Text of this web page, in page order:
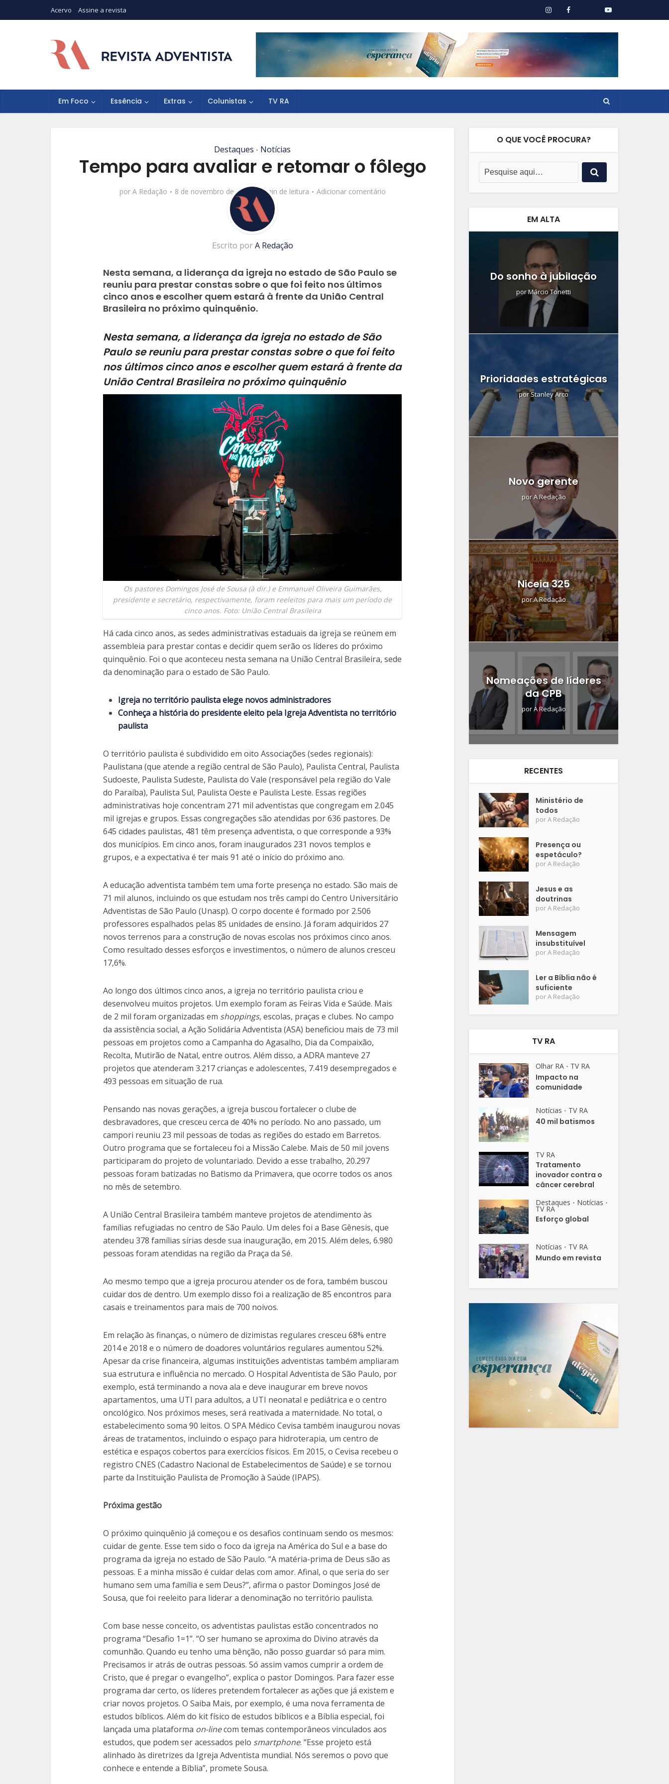
Acervo Assine a revista
Em Foco Essência Extras Colunistas TV RA
Destaques • Notícias
Tempo para avaliar e retomar o fôlego
por A Redação 8 de novembro de 2018 6 min de leitura Adicionar comentário
Escrito porA Redação
Nesta semana, a liderança da igreja no estado de São Paulo se
reuniu para prestar constas sobre o que foi feito nos últimos
cinco anos e escolher quem estará à frente da União Central
Brasileira no próximo quinquênio.
Nesta semana, a liderança da igreja no estado de São
Paulo se reuniu para prestar constas sobre o que foi feito
nos últimos cinco anos e escolher quem estará à frente da
União Central Brasileira no próximo quinquênio
Os pastores Domingos José de Sousa (à dir.) e Emmanuel Oliveira Guimarães,
presidente e secretário, respectivamente, foram reeleitos para mais um período de
cinco anos. Foto: União Central Brasileira
Há cada cinco anos, as sedes administrativas estaduais da igreja se reúnem em
assembleia para prestar contas e decidir quem serão os líderes do próximo
quinquênio. Foi o que aconteceu nesta semana na União Central Brasileira, sede
da denominação para o estado de São Paulo.
Igreja no território paulista elege novos administradores
Conheça a história do presidente eleito pela Igreja Adventista no território
paulista
O território paulista é subdividido em oito Associações (sedes regionais):
Paulistana (que atende a região central de São Paulo), Paulista Central, Paulista
Sudoeste, Paulista Sudeste, Paulista do Vale (responsável pela região do Vale
do Paraíba), Paulista Sul, Paulista Oeste e Paulista Leste. Essas regiões
administrativas hoje concentram 271 mil adventistas que congregam em 2.045
mil igrejas e grupos. Essas congregações são atendidas por 636 pastores. De
645 cidades paulistas, 481 têm presença adventista, o que corresponde a 93%
dos municípios. Em cinco anos, foram inaugurados 231 novos templos e
grupos, e a expectativa é ter mais 91 até o início do próximo ano.
A educação adventista também tem uma forte presença no estado. São mais de
71 mil alunos, incluindo os que estudam nos três campi do Centro Universitário
Adventistas de São Paulo (Unasp). O corpo docente é formado por 2.506
professores espalhados pelas 85 unidades de ensino. Já foram adquiridos 27
novos terrenos para a construção de novas escolas nos próximos cinco anos.
Como resultado desses esforços e investimentos, o número de alunos cresceu
17,6%.
Ao longo dos últimos cinco anos, a igreja no território paulista criou e
desenvolveu muitos projetos. Um exemplo foram as Feiras Vida e Saúde. Mais
de 2 mil foram organizadas em shoppings, escolas, praças e clubes. No campo
da assistência social, a Ação Solidária Adventista (ASA) beneficiou mais de 73 mil
pessoas em projetos como a Campanha do Agasalho, Dia da Compaixão,
Recolta, Mutirão de Natal, entre outros. Além disso, a ADRA manteve 27
projetos que atenderam 3.217 crianças e adolescentes, 7.419 desempregados e
493 pessoas em situação de rua.
Pensando nas novas gerações, a igreja buscou fortalecer o clube de
desbravadores, que cresceu cerca de 40% no período. No ano passado, um
campori reuniu 23 mil pessoas de todas as regiões do estado em Barretos.
Outro programa que se fortaleceu foi a Missão Calebe. Mais de 50 mil jovens
participaram do projeto de voluntariado. Devido a esse trabalho, 20.297
pessoas foram batizadas no Batismo da Primavera, que ocorre todos os anos
no mês de setembro.
A União Central Brasileira também manteve projetos de atendimento às
famílias refugiadas no centro de São Paulo. Um deles foi a Base Gênesis, que
atendeu 378 famílias sírias desde sua inauguração, em 2015. Além deles, 6.980
pessoas foram atendidas na região da Praça da Sé.
Ao mesmo tempo que a igreja procurou atender os de fora, também buscou
cuidar dos de dentro. Um exemplo disso foi a realização de 85 encontros para
casais e treinamentos para mais de 700 noivos.
Em relação às finanças, o número de dizimistas regulares cresceu 68% entre
2014 e 2018 e o número de doadores voluntários regulares aumentou 52%.
Apesar da crise financeira, algumas instituições adventistas também ampliaram
sua estrutura e influência no mercado. O Hospital Adventista de São Paulo, por
exemplo, está terminando a nova ala e deve inaugurar em breve novos
apartamentos, uma UTI para adultos, a UTI neonatal e pediátrica e o centro
oncológico. Nos próximos meses, será reativada a maternidade. No total, o
estabelecimento soma 90 leitos. O SPA Médico Cevisa também inaugurou novas
áreas de tratamentos, incluindo o espaço para hidroterapia, um centro de
estética e espaços cobertos para exercícios físicos. Em 2015, o Cevisa recebeu o
registro CNES (Cadastro Nacional de Estabelecimentos de Saúde) e se tornou
parte da Instituição Paulista de Promoção à Saúde (IPAPS).
Próxima gestão
O próximo quinquênio já começou e os desafios continuam sendo os mesmos:
cuidar de gente. Esse tem sido o foco da igreja na América do Sul e a base do
programa da igreja no estado de São Paulo. “A matéria-prima de Deus são as
pessoas. E a minha missão é cuidar delas com amor. Afinal, o que seria do ser
humano sem uma família e sem Deus?”, afirma o pastor Domingos José de
Sousa, que foi reeleito para liderar a denominação no território paulista.
Com base nesse conceito, os adventistas paulistas estão concentrados no
programa “Desafio 1=1”. “O ser humano se aproxima do Divino através da
comunhão. Quando eu tenho uma bênção, não posso guardar só para mim.
Precisamos ir atrás de outras pessoas. Só assim vamos cumprir a ordem de
Cristo, que é pregar o evangelho”, explica o pastor Domingos. Para fazer esse
programa dar certo, os líderes pretendem fortalecer as ações que já existem e
criar novos projetos. O Saiba Mais, por exemplo, é uma nova ferramenta de
estudos bíblicos. Além do kit físico de estudos bíblicos e a Bíblia especial, foi
lançada uma plataforma on-linecom temas contemporâneos vinculados aos
estudos, que podem ser acessados pelo smartphone. “Esse projeto está
alinhado às diretrizes da Igreja Adventista mundial. Nós seremos o povo que
conhece e entende a Bíblia”, promete Sousa.
O QUE VOCÊ PROCURA?
EM ALTA
Do sonho à jubilação
porMárcio Tonetti
Prioridades estratégicas
porStanley Arco
Novo gerente
porA Redação
Niceia 325
porA Redação
Nomeações de líderes
da CPB
porA Redação
RECENTES
Ministério de
todos
porA Redação
Presença ou
espetáculo?
porA Redação
Jesus e as
doutrinas
porA Redação
Mensagem
insubstituível
porA Redação
Ler a Bíblia não é
suficiente
porA Redação
TV RA
Olhar RA • TV RA
Impacto na
comunidade
Notícias • TV RA
40 mil batismos
TV RA
Tratamento
inovador contra o
câncer cerebral
Destaques • Notícias •
TV RA
Esforço global
Notícias • TV RA
Mundo em revista